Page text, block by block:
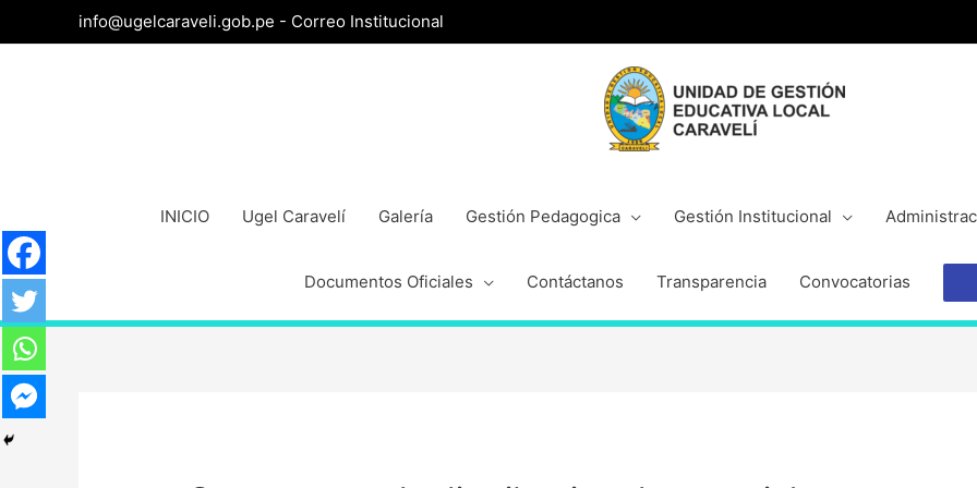
info@ugelcaraveli.gob.pe - Correo Institucional
INICIO Ugel Caravelí Galería Gestión Pedagogica Gestión Institucional
Documentos Oficiales Contáctanos Transparencia Convocatorias